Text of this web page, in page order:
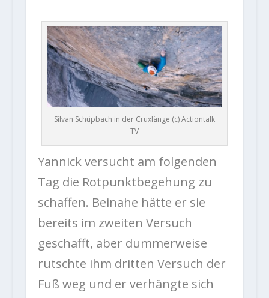
Silvan Schüpbach in der Cruxlänge (c) Actiontalk
TV
Yannick versucht am folgenden
Tag die Rotpunktbegehung zu
schaffen. Beinahe hätte er sie
bereits im zweiten Versuch
geschafft, aber dummerweise
rutschte ihm dritten Versuch der
Fuß weg und er verhängte sich